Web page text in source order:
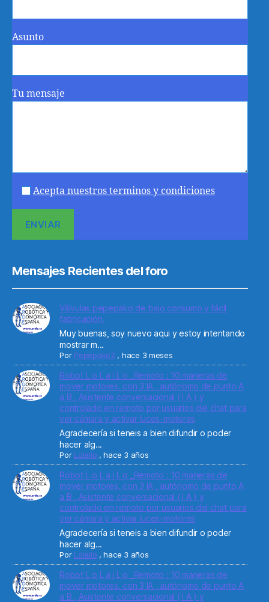
Asunto
Tu mensaje
Acepta nuestros terminos y condiciones
Mensajes Recientes del foro
Válvulas pepepako de bajo consumo y fácil
fabricación.
Muy buenas, soy nuevo aqui y estoy intentando
mostrar m...
Por Pepepako2 , hace 3 meses
Robot L o L a i L o _Remoto : 10 maneras de
mover motores. con 3 IA , autónomo de punto A
a B , Asistente conversacional ( I A ) y
controlado en remoto por usuarios del chat para
ver cámara y activar luces-motores
Agradecería si teneis a bien difundir o poder
hacer alg...
Por Lolailo ,hace 3 años
Robot L o L a i L o _Remoto : 10 maneras de
mover motores. con 3 IA , autónomo de punto A
a B , Asistente conversacional ( I A ) y
controlado en remoto por usuarios del chat para
ver cámara y activar luces-motores
Agradecería si teneis a bien difundir o poder
hacer alg...
Por Lolailo ,hace 3 años
Robot L o L a i L o _Remoto : 10 maneras de
mover motores. con 3 IA , autónomo de punto A
a B , Asistente conversacional ( I A ) y